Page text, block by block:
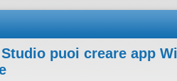
puoi creare app